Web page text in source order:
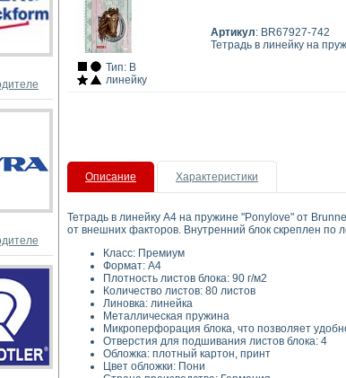
Тип: В
линейку
Артикул: BR67927-742
Тетрадь в линейку на
Описание Характеристики
Тетрадь в линейку А4 на пружине "Ponylove" от
от внешних факторов. Внутренний блок скреплен по
Класс:
Формат:
Плотность листов блока: 90 г/м2
Количество листов: 80 листов
Линовка: линейка
Металлическая пружина
Микроперфорация блока, что
Отверстия для подшивания листов блока: 4
Обложка: плотный картон,
Цвет обложки: Пони